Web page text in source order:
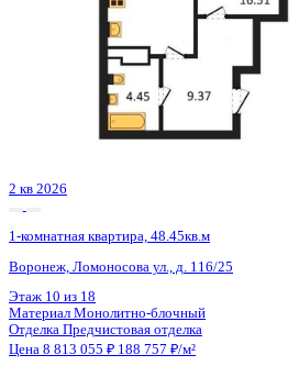
1-комнатная квартира, 59.17кв.м
Воронеж, Кривошеина ул., д. 13/14
Отделка